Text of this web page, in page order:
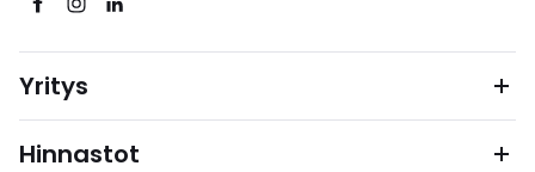
Yritys
Hinnastot